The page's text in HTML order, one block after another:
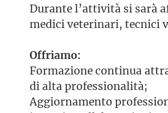
Durante l’attività si sarà
medici veterinari, tecnici
Offriamo:
Formazione continua
di alta professionalità;
Aggiornamento